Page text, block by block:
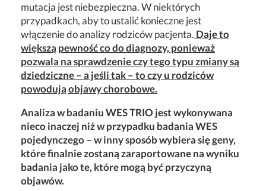
mutacja jest niebezpieczna. W niektórych
przypadkach, aby to ustalić konieczne jest
włączenie do analizy rodziców pacjenta. Daje to
większą pewność co do diagnozy, ponieważ
pozwala na sprawdzenie czy tego typu zmiany są
dziedziczne – a jeśli tak – to czy u rodziców
powodują objawy chorobowe.
Analiza w badaniu WES TRIO jest wykonywana
nieco inaczej niż w przypadku badania WES
pojedynczego – w inny sposób wybiera się geny,
które finalnie zostaną zaraportowane na wyniku
badania jako te, które mogą być przyczyną
objawów.